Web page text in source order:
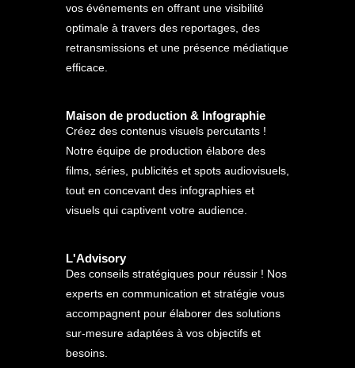
vos événements en offrant une visibilité
optimale à travers des reportages, des
retransmissions et une présence médiatique
efficace.
Maison de production & Infographie
Créez des contenus visuels percutants !
Notre équipe de production élabore des
films, séries, publicités et spots audiovisuels,
tout en concevant des infographies et
visuels qui captivent votre audience.
L'Advisory
Des conseils stratégiques pour réussir ! Nos
experts en communication et stratégie vous
accompagnent pour élaborer des solutions
sur-mesure adaptées à vos objectifs et
besoins.